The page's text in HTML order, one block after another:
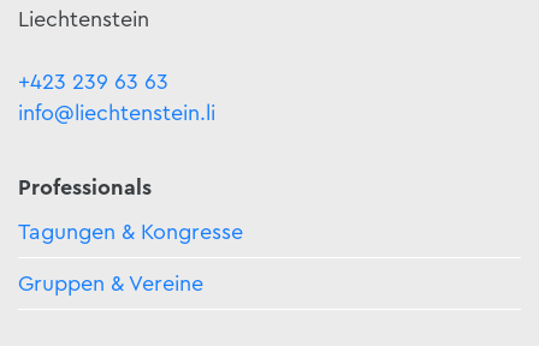
Liechtenstein
+423 239 63 63
info@liechtenstein.li
Professionals
Tagungen & Kongresse
Gruppen & Vereine